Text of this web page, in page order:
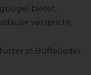
bietet,
verspricht.
in Büffelleder